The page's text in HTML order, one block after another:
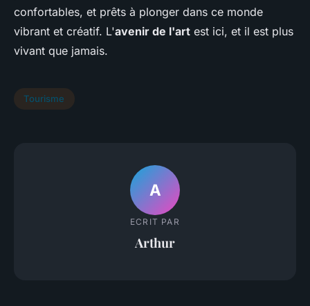
confortables, et prêts à plonger dans ce monde
vibrant et créatif. L'avenir de l'art est ici, et il est plus
vivant que jamais.
Tourisme
A
ECRIT PAR
Arthur